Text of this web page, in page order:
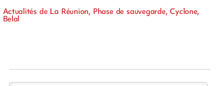
Actualités de La Réunion, Phase de sauvegarde, Cyclone,
Belal